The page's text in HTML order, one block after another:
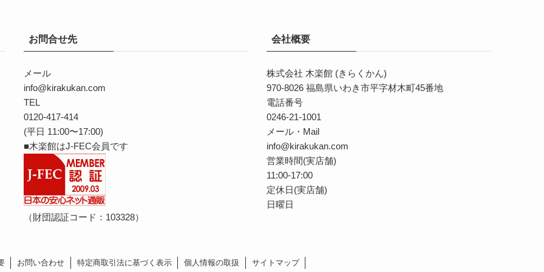
お問合せ先
メール
info@kirakukan.com
TEL
0120-417-414
(平日 11:00〜17:00)
■木楽館はJ-FEC会員です
（財団認証コード：103328）
会社概要
株式会社 木楽館 (きらくかん)
970-8026 福島県いわき市平字材木町45番地
電話番号
0246-21-1001
メール・Mail
info@kirakukan.com
営業時間(実店舗)
11:00-17:00
定休日(実店舗)
日曜日
お問い合わせ 特定商取引法に基づく表示 個人情報の取扱 サイトマップ